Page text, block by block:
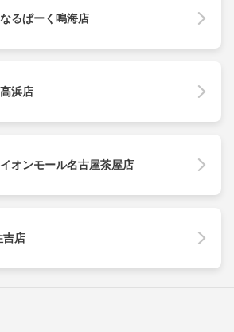
るぱーく鳴海店
浜店
オンモール名古屋茶屋店
吉店